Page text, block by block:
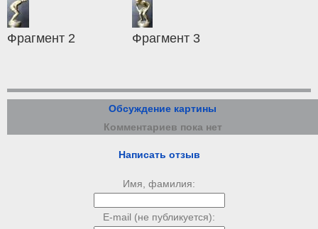
Фрагмент 2 Фрагмент 3
Обсуждение картины
Комментариев пока нет
Написать отзыв
Имя, фамилия:
E-mail (не публикуется):